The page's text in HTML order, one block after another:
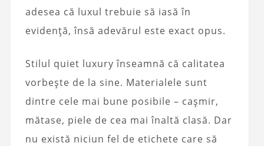
adesea că luxul trebuie să iasă în
evidență, însă adevărul este exact opus.
Stilul quiet luxury înseamnă că calitatea
vorbește de la sine. Materialele sunt
dintre cele mai bune posibile – cașmir,
mătase, piele de cea mai înaltă clasă. Dar
nu există niciun fel de etichete care să